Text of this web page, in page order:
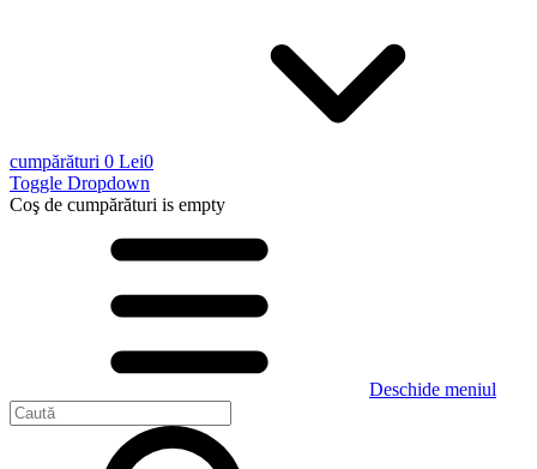
cumpărături 0 Lei0
Toggle Dropdown
Coş de cumpărături is empty
Deschide meniul